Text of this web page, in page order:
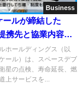
Business
ールが締結した
携先と協業内容も
ホールディングス（以
ール）は、スペースデブ
星の点検、寿命延長、燃
上サービスを...